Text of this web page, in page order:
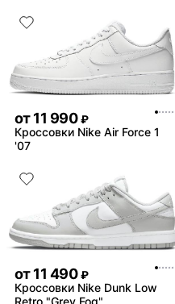
от11 990 ₽
Кроссовки Nike Air Force 1
'07
от11 490 ₽
Кроссовки Nike Dunk Low